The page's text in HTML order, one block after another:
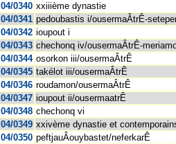
04/0340 xxiiième dynastie
04/0341 pedoubastis i/ousermaÂtrÊ-
04/0342 ioupout i
04/0343 chechonq iv/ousermaÂtrÊ-
04/0344 osorkon iii/ousermaÂtrÊ
04/0345 takélot iii/ousermaÂtrÊ
04/0346 roudamon/ousermaÂtrÊ
04/0347 ioupout ii/ousermaatrÊ
04/0348 chechonq vi
04/0349 xxivème dynastie et
04/0350 peftjauÂouybastet/neferkarÊ